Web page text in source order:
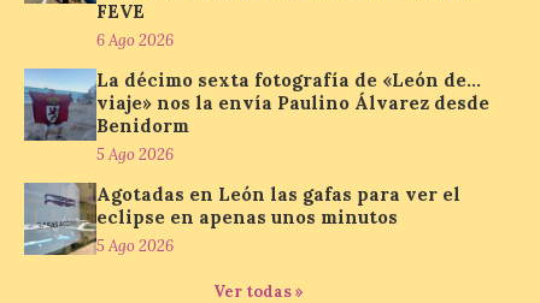
“Mirar un eclipse sin
protección adecuada
puede causar daños
irreversibles en la retina”
6 Ago 2026
La retinopatía solar puede
provocar pérdida de
el campo visual y
FEVE
6 Ago 2026
La décimo sexta fotografía de «León de…
viaje» nos la envía Paulino Álvarez desde
Benidorm
5 Ago 2026
Agotadas en León las gafas para ver el
eclipse en apenas unos minutos
5 Ago 2026
Ver todas »